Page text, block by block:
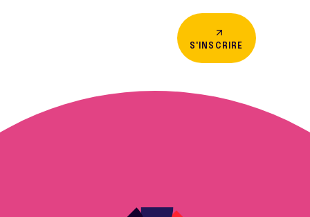
S'INSCRIRE